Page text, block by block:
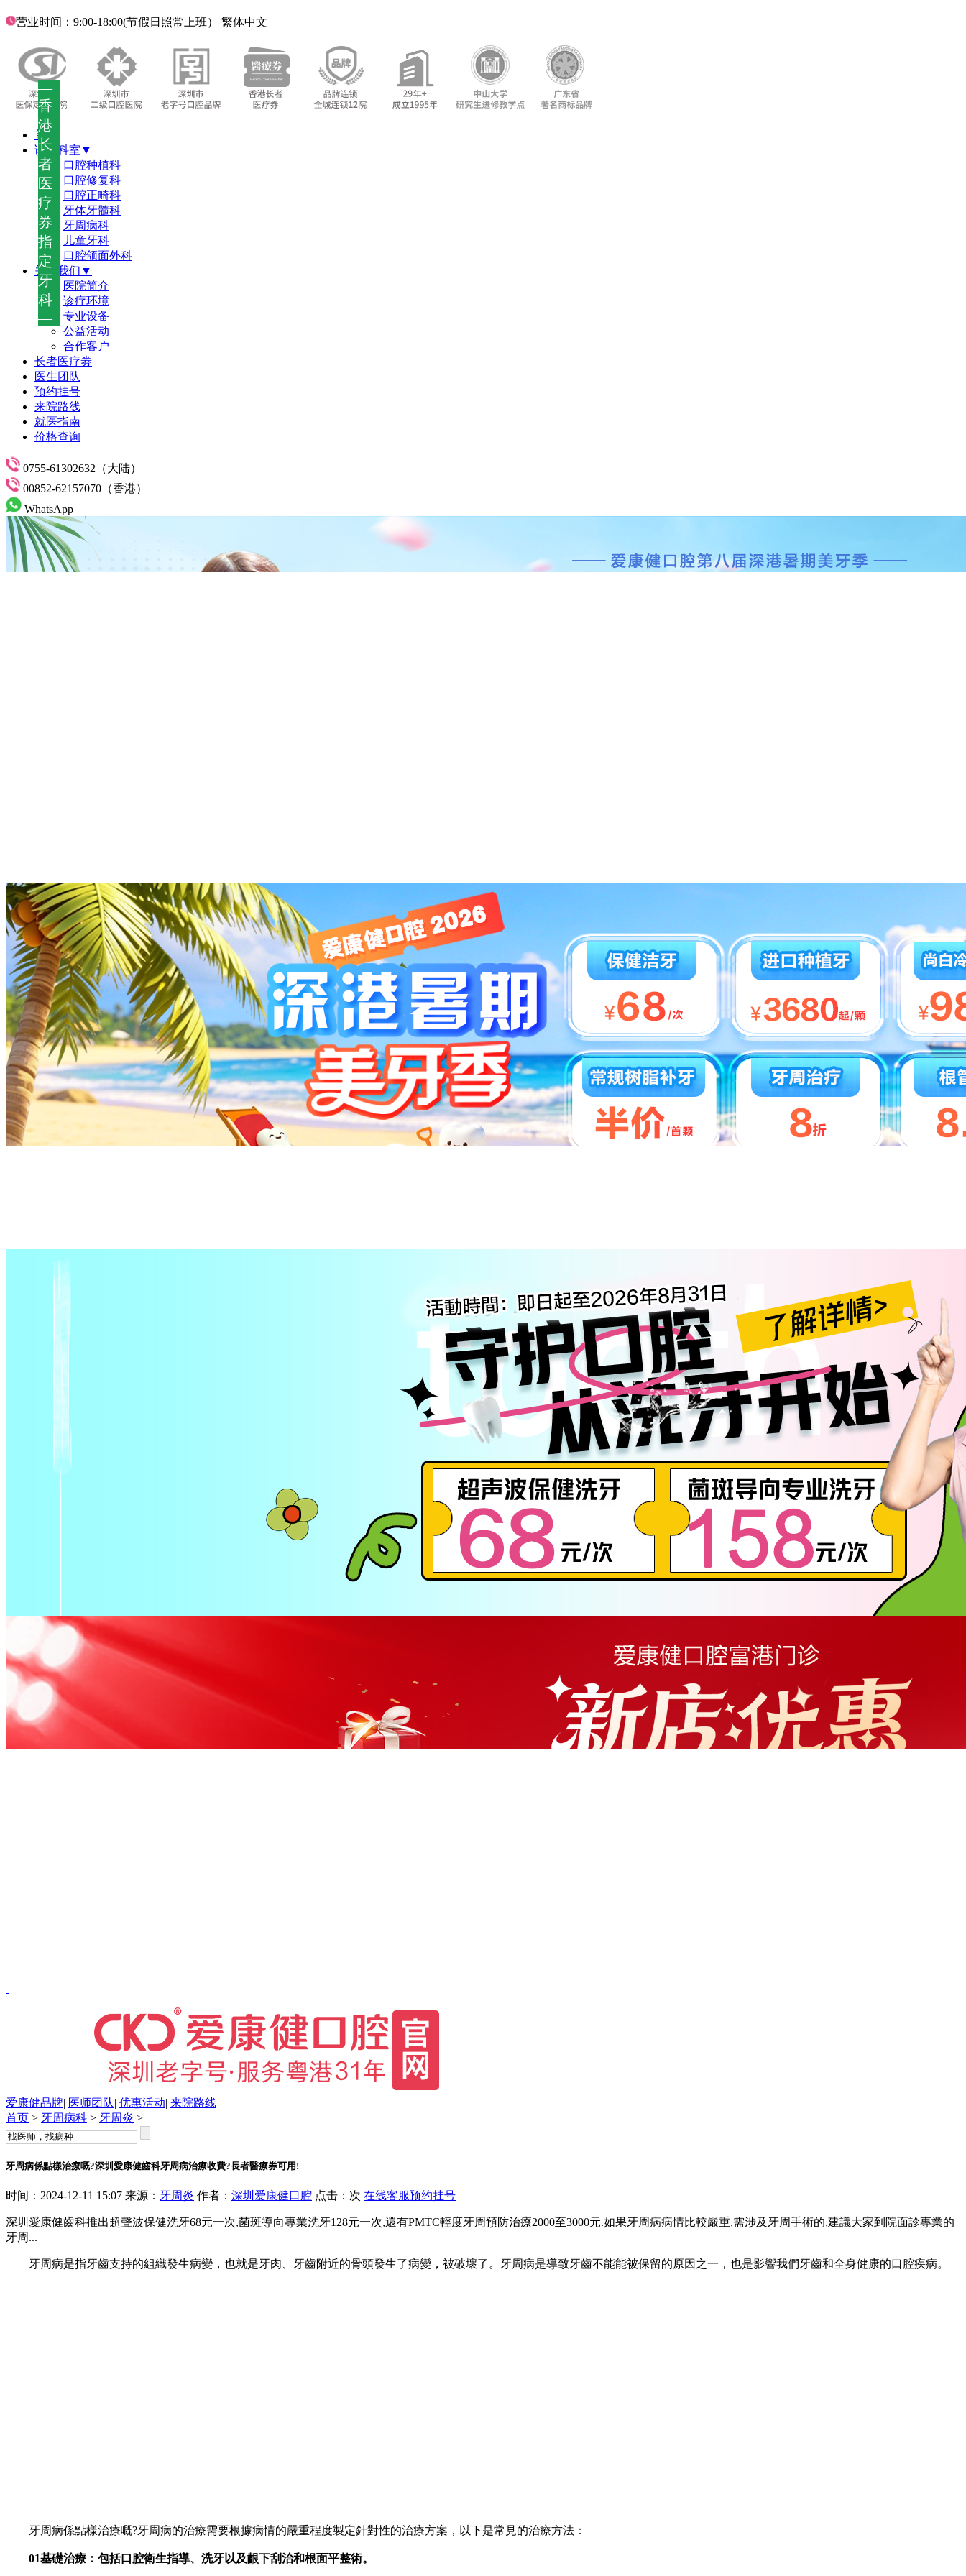
—
香
港
长
者
医
疗
券
指
定
牙
科
—
营业时间：9:00-18:00(节假日照常上班） 繁体中文
首页
诊疗科室▼
口腔种植科
口腔修复科
口腔正畸科
牙体牙髓科
牙周病科
儿童牙科
口腔颌面外科
关于我们▼
医院简介
诊疗环境
专业设备
公益活动
合作客户
长者医疗劵
医生团队
预约挂号
来院路线
就医指南
价格查询
0755-61302632（大陆）
00852-62157070（香港）
WhatsApp
爱康健品牌| 医师团队| 优惠活动| 来院路线
首页 > 牙周病科 > 牙周炎 >
牙周病係點樣治療嘅?深圳愛康健齒科牙周病治療收費?長者醫療券可用!
时间：2024-12-11 15:07 来源： 牙周炎 作者： 深圳爱康健口腔 点击： 次 在线客服预约挂号
深圳愛康健齒科推出超聲波保健洗牙68元一次,菌斑導向專業洗牙128元一次,還有PMTC輕度牙周預防治療2000至3000元.如果牙周病病情比較嚴重,需涉及牙周手術的,建議大家到院面診專業的
牙周...
牙周病是指牙齒支持的組織發生病變，也就是牙肉、牙齒附近的骨頭發生了病變，被破壞了。牙周病是導致牙齒不能能被保留的原因之一，也是影響我們牙齒和全身健康的口腔疾病。
牙周病係點樣治療嘅?牙周病的治療需要根據病情的嚴重程度製定針對性的治療方案，以下是常見的治療方法：
01基礎治療：包括口腔衛生指導、洗牙以及齦下刮治和根面平整術。